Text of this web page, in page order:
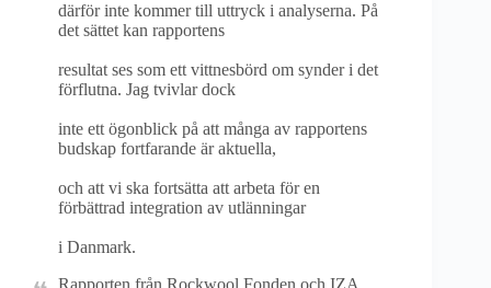
därför inte kommer till uttryck i analyserna. På
det sättet kan rapportens
resultat ses som ett vittnesbörd om synder i det
förflutna. Jag tvivlar dock
inte ett ögonblick på att många av rapportens
budskap fortfarande är aktuella,
och att vi ska fortsätta att arbeta för en
förbättrad integration av utlänningar
i Danmark.
Rapporten från Rockwool Fonden och IZA